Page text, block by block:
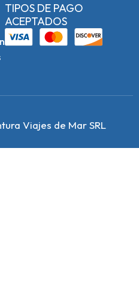
TIPOS DE PAGO
ACEPTADOS
Viajes de Mar SRL